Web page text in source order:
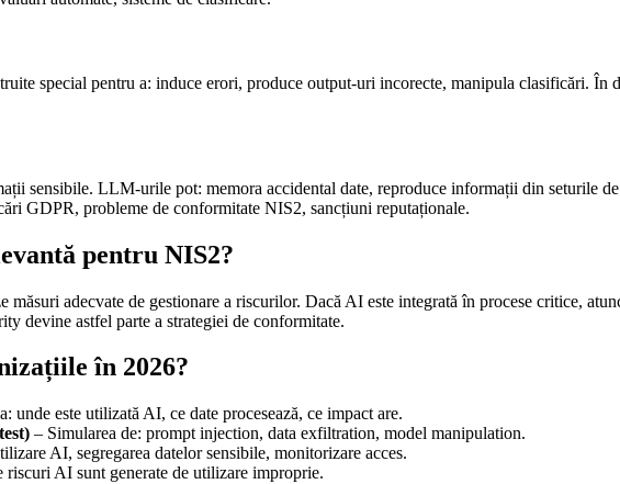
special pentru a: induce erori, produce output-uri incorecte, manipula clasificări. În
sensibile. LLM-urile pot: memora accidental date, reproduce informații din seturile
GDPR, probleme de conformitate NIS2, sancțiuni reputaționale.
pentru NIS2?
adecvate de gestionare a riscurilor. Dacă AI este integrată în procese critice,
devine astfel parte a strategiei de conformitate.
în 2026?
unde este utilizată AI, ce date procesează, ce impact are.
– Simularea de: prompt injection, data exfiltration, model manipulation.
AI, segregarea datelor sensibile, monitorizare acces.
riscuri AI sunt generate de utilizare improprie.